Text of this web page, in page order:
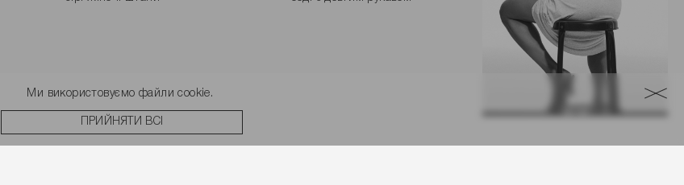
Ми використовуємо файли cookie.
ПРИЙНЯТИ ВСІ